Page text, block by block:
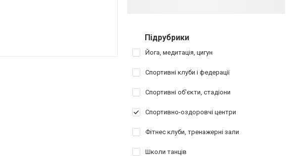
Підрубрики
Йога, медитація, цигун
Спортивні клуби і федерації
Спортивні об'єкти, стадіони
Спортивно-оздоровчі центри
Фітнес клуби, тренажерні зали
Школи танців